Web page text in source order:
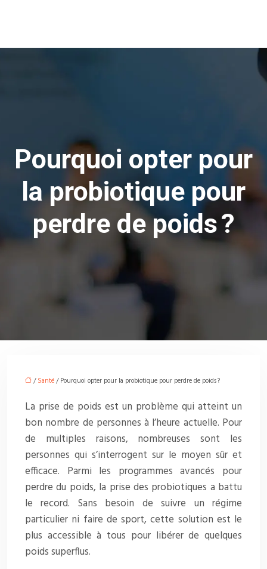
Pourquoi opter pour
la probiotique pour
perdre de poids ?
/Santé/ Pourquoi opter pour la probiotique pour perdre de poids ?
La prise de poids est un problème qui atteint un
bon nombre de personnes à l’heure actuelle. Pour
de multiples raisons, nombreuses sont les
personnes qui s’interrogent sur le moyen sûr et
efficace. Parmi les programmes avancés pour
perdre du poids, la prise des probiotiques a battu
le record. Sans besoin de suivre un régime
particulier ni faire de sport, cette solution est le
plus accessible à tous pour libérer de quelques
poids superflus.